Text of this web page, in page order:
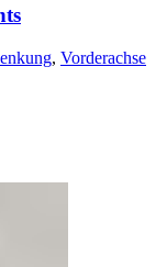
, Vorderachse